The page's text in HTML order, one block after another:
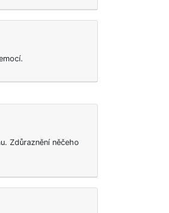
Zdůraznění něčeho